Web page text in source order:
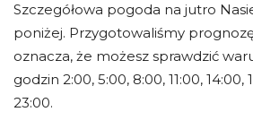
Szczegółowa pogoda na jutro
poniżej. Przygotowaliśmy
oznacza, że możesz sprawdzić
godzin 2:00, 5:00, 8:00, 11:00, 14:00,
23:00.